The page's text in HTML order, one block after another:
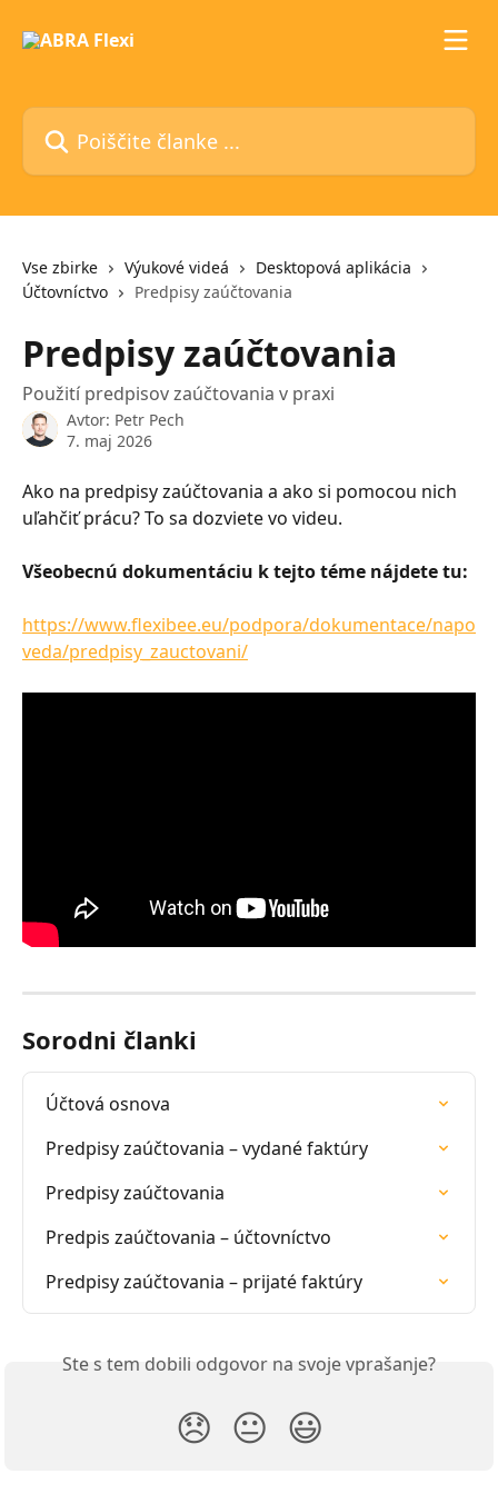
Poiščite članke ...
Vse zbirke Výukové videá
Desktopová aplikácia
Účtovníctvo
Predpisy zaúčtovania
Predpisy zaúčtovania
Použití predpisov zaúčtovania v praxi
Avtor: Petr Pech
7. maj 2026
Ako na predpisy zaúčtovania a ako si pomocou nich
uľahčiť prácu? To sa dozviete vo videu.
Všeobecnú dokumentáciu k tejto téme nájdete tu:
https://www.flexibee.eu/podpora/dokumentace/napo
veda/predpisy_zauctovani/
Sorodni članki
Účtová osnova
Predpisy zaúčtovania – vydané faktúry
Predpisy zaúčtovania
Predpis zaúčtovania – účtovníctvo
Predpisy zaúčtovania – prijaté faktúry
Ste s tem dobili odgovor na svoje vprašanje?
😞 😐 😃